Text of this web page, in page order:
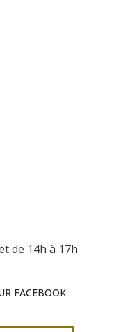
de 14h à 17h
FACEBOOK